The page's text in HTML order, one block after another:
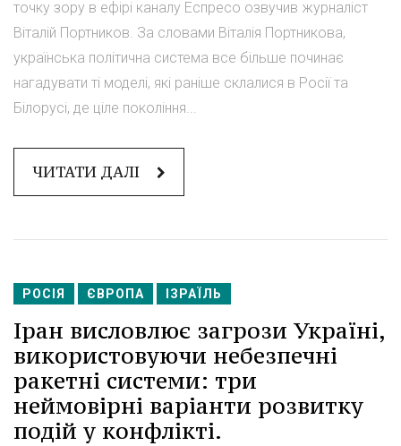
точку зору в ефірі каналу Еспресо озвучив журналіст
Віталій Портников. За словами Віталія Портникова,
українська політична система все більше починає
нагадувати ті моделі, які раніше склалися в Росії та
Білорусі, де ціле покоління...
ЧИТАТИ ДАЛІ
РОСІЯ ЄВРОПА ІЗРАЇЛЬ
Іран висловлює загрози Україні,
використовуючи небезпечні
ракетні системи: три
неймовірні варіанти розвитку
подій у конфлікті.